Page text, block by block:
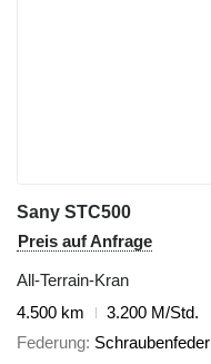
Sany STC500
Preis auf Anfrage
All-Terrain-Kran
4.500 km
3.200 M/Std.
Federung Schraubenfeder